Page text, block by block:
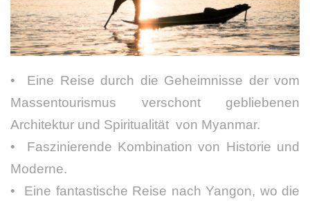
• Eine Reise durch die Geheimnisse der vom
Massentourismus verschont gebliebenen
Architektur und Spiritualität von Myanmar.
• Faszinierende Kombination von Historie und
Moderne.
• Eine fantastische Reise nach Yangon, wo die